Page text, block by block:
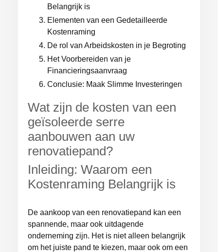
Belangrijk is
Elementen van een Gedetailleerde
Kostenraming
De rol van Arbeidskosten in je Begroting
Het Voorbereiden van je
Financieringsaanvraag
Conclusie: Maak Slimme Investeringen
Wat zijn de kosten van een
geïsoleerde serre
aanbouwen aan uw
renovatiepand?
Inleiding: Waarom een
Kostenraming Belangrijk is
De aankoop van een renovatiepand kan een
spannende, maar ook uitdagende
onderneming zijn. Het is niet alleen belangrijk
om het juiste pand te kiezen, maar ook om een